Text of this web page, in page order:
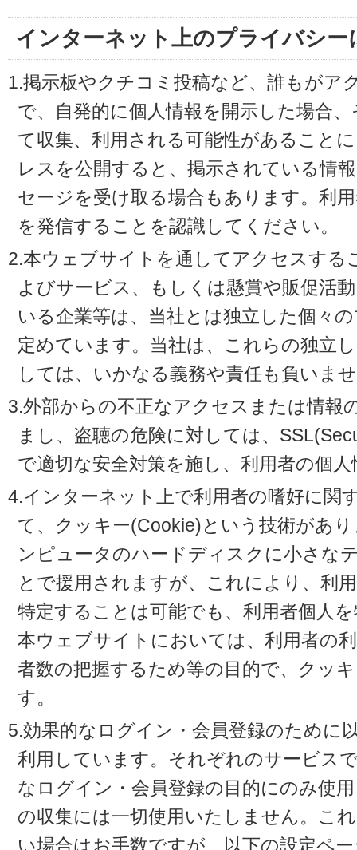
インターネット上のプライバシー
1.掲示板やクチコミ投稿など、誰もがア
で、自発的に個人情報を開示した場合
て収集、利用される可能性があること
レスを公開すると、掲示されている情
セージを受け取る場合もあります。利
を発信することを認識してください。
2.本ウェブサイトを通してアクセスする
よびサービス、もしくは懸賞や販促活
いる企業等は、当社とは独立した個々
定めています。当社は、これらの独立
しては、いかなる義務や責任も負いま
3.外部からの不正なアクセスまたは情報
まし、盗聴の危険に対しては、
で適切な安全対策を施し、利用者の個
4.インターネット上で利用者の嗜好に関
て、クッキー(Cookie)という技術があ
ンピュータのハードディスクに小さな
とで援用されますが、これにより、利
特定することは可能でも、利用者個人
本ウェブサイトにおいては、利用者の
者数の把握するため等の目的で、クッ
す。
5.効果的なログイン・会員登録のために
利用しています。それぞれのサービス
なログイン・会員登録の目的にのみ使
の収集には一切使用いたしません。こ
い場合はお手数ですが、以下の設定ペ